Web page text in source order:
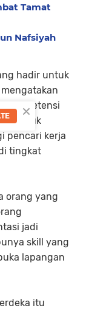
Tamat
Nafsiyah
hadir untuk
kompetensi
untuk
pencari kerja
tingkat
orang yang
jadi
skill yang
lapangan
itu
×